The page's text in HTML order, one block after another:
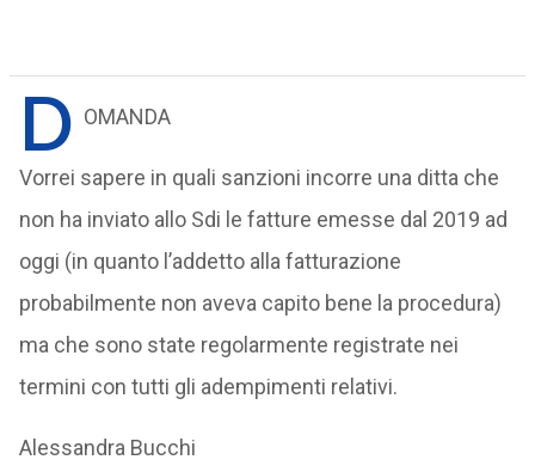
D OMANDA
Vorrei sapere in quali sanzioni incorre una ditta che
non ha inviato allo Sdi le fatture emesse dal 2019 ad
oggi (in quanto l’addetto alla fatturazione
probabilmente non aveva capito bene la procedura)
ma che sono state regolarmente registrate nei
termini con tutti gli adempimenti relativi.
Alessandra Bucchi